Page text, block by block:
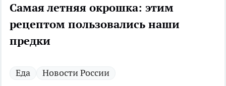
Самая летняя окрошка: этим
рецептом пользовались наши
предки
Еда Новости России